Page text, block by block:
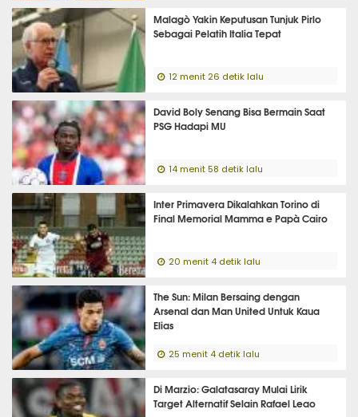
Malagò Yakin Keputusan Tunjuk Pirlo
Sebagai Pelatih Italia Tepat
12 menit 26 detik lalu
David Boly Senang Bisa Bermain Saat
PSG Hadapi MU
14 menit 58 detik lalu
Inter Primavera Dikalahkan Torino di
Final Memorial Mamma e Papà Cairo
20 menit 4 detik lalu
The Sun: Milan Bersaing dengan
Arsenal dan Man United Untuk Kaua
Elias
25 menit 4 detik lalu
Di Marzio: Galatasaray Mulai Lirik
Target Alternatif Selain Rafael Leao